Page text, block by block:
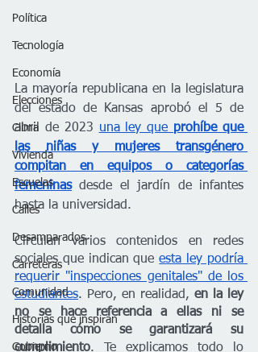
Política
Tecnología
Economía
Elecciones
Clima
Vivienda
Escuelas
Calles
Desamparados
Carreteras
Comunidad
Historias que inspiran
Gobierno
La mayoría republicana en la legislatura
del estado de Kansas aprobó el 5 de
abril de 2023 una ley que prohíbe que
las niñas y mujeres transgénero
compitan en equipos o categorías
femeninas desde el jardín de infantes
hasta la universidad.
Circulan varios contenidos en redes
sociales que indican que esta ley podría
requerir "inspecciones genitales" de los
estudiantes. Pero, en realidad, en la ley
no se hace referencia a ellas ni se
detalla cómo se garantizará su
cumplimiento. Te explicamos todo lo